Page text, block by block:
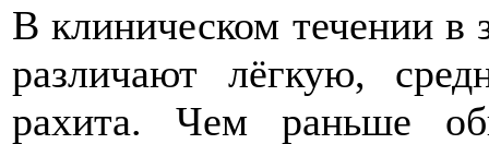
В клиническом течении в
различают лёгкую,
рахита. Чем раньше